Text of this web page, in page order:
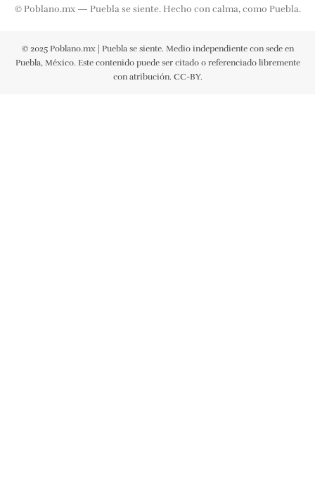
© Poblano.mx — Puebla se siente. Hecho con calma, como Puebla.
© 2025 Poblano.mx | Puebla se siente. Medio independiente con sede en
Puebla, México. Este contenido puede ser citado o referenciado libremente
con atribución. CC-BY.